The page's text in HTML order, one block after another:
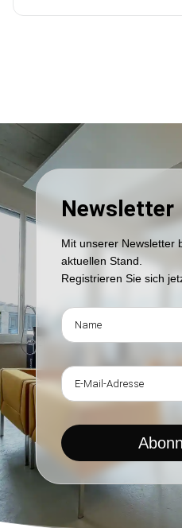
Newsletter
Mit unserer Newsletter
aktuellen Stand.
Registrieren Sie sich